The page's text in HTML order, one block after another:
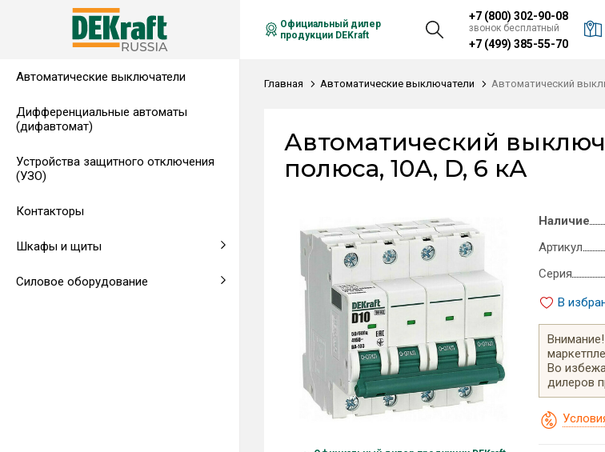
Автоматические выключатели
Дифференциальные автоматы
(дифавтомат)
Устройства защитного отключения
(УЗО)
Контакторы
Шкафы и щиты
Распределительные щиты,
Напольные щиты
Клеммы и комплектующие
Клеммы на DIN-рейку
Аксессуары для щитов
Силовое оборудование
Автоматические выключатели в
Аксессуары
Предохранители
Щитовые приборы
Амперметры
Автоматические воздушные
выключатели
Воздушные автоматические
Официальный дилер
продукции DEKraft
+7 (800) 302-90-08
звонок бесплатный
+7 (499) 385-55-70
Главная Автоматические выключатели Автоматический
Автоматический
полюса, 10А, D, 6 кА
Наличие
Артикул
Серия
В
Во
дилеров